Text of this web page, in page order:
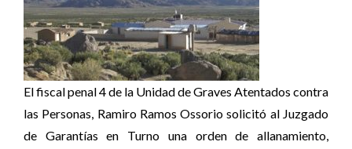
El fiscal penal 4 de la Unidad de Graves Atentados contra
las Personas, Ramiro Ramos Ossorio solicitó al Juzgado
de Garantías en Turno una orden de allanamiento,